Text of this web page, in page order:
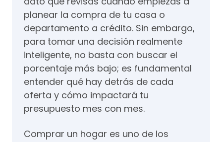
planear la compra de tu casa o
departamento a crédito. Sin embargo,
para tomar una decisión realmente
inteligente, no basta con buscar el
porcentaje más bajo; es fundamental
entender qué hay detrás de cada
oferta y cómo impactará tu
presupuesto mes con mes.
Comprar un hogar es uno de los